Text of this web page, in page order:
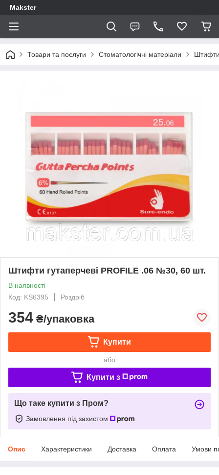
Makster
Товари та послуги Стоматологічні матеріали Штифти
Штифти гутаперчеві PROFILE .06 №30, 60 шт.
В наявності
Код: KS6395
Роздріб
354 ₴/упаковка
Купити
або
Купити з
Що таке купити з Пром?
Замовлення під захистом
Опис Характеристики Доставка Оплата Умови